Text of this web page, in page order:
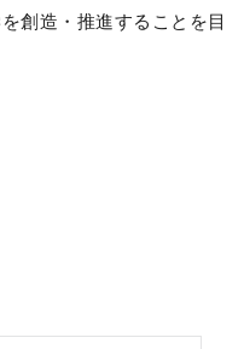
創造・推進することを目